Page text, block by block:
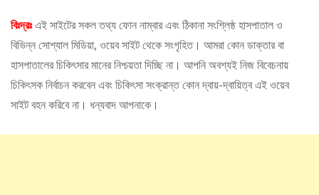
বিঃদ্রঃএই সাইটের সকল তথ্য ফোন নাম্বার এবং ঠিকানা সংশ্লিষ্ঠ হাসপাতাল ও
বিভিন্ন সোশ্যাল মিডিয়া, ওয়েব সাইট থেকে সংগৃহিত। আমরা কোন ডাক্তার বা
হাসপাতালের চিকিৎসার মানের নিশ্চয়তা দিচ্ছি না। আপনি অবশ্যই নিজ বিবেচনায়
চিকিৎসক নির্বাচন করবেন এবং চিকিৎসা সংক্রান্ত কোন দ্বায়-দ্বায়িত্ব এই ওয়েব
সাইট বহন করিবে না। ধন্যবাদ আপনাকে।